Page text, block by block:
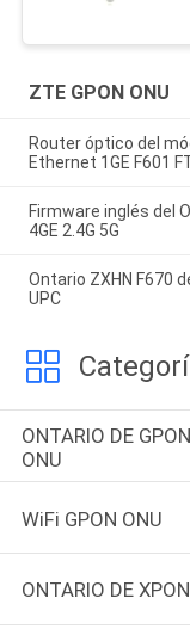
ZTE GPON ONU
Router óptico del
Ethernet 1GE F601
Firmware inglés del
4GE 2.4G 5G
Ontario ZXHN F670
UPC
ONTARIO DE GPON
ONU
WiFi GPON ONU
ONTARIO DE XPON